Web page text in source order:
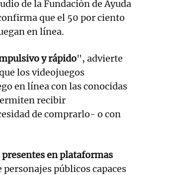
de la Fundación de Ayuda
que el 50 por ciento
en línea.
y rápido", advierte
los videojuegos
en línea con las conocidas
recibir
de comprarlo- o con
presentes en plataformas
personajes públicos capaces